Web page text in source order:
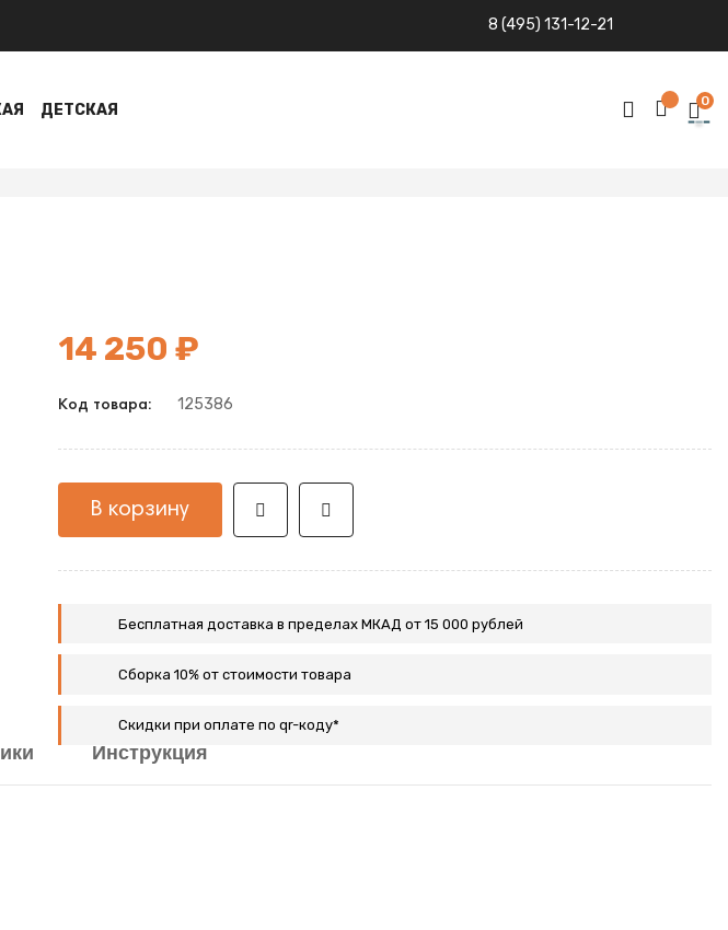
8 (495) 131-12-21
ДЕТСКАЯ
0
14 250 ₽
Код товара: 125386
В корзину
Бесплатная доставка в пределах МКАД от 15 000 рублей
Сборка 10% от стоимости товара
Скидки при оплате по qr-коду*
Инструкция